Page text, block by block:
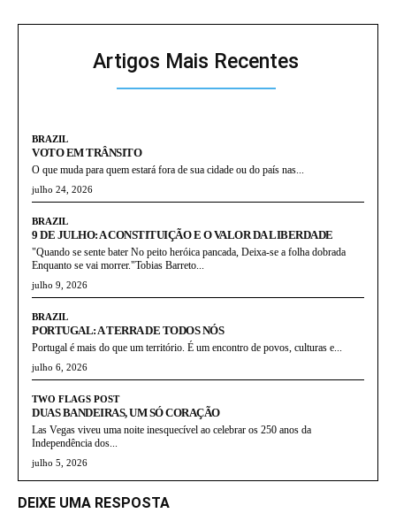
Artigos Mais Recentes
BRAZIL
VOTO EM TRÂNSITO
O que muda para quem estará fora de sua cidade ou do país nas...
julho 24, 2026
BRAZIL
9 DE JULHO: A CONSTITUIÇÃO E O VALOR DA LIBERDADE
"Quando se sente bater No peito heróica pancada, Deixa-se a folha dobrada
Enquanto se vai morrer."Tobias Barreto...
julho 9, 2026
BRAZIL
PORTUGAL: A TERRA DE TODOS NÓS
Portugal é mais do que um território. É um encontro de povos, culturas e...
julho 6, 2026
TWO FLAGS POST
DUAS BANDEIRAS, UM SÓ CORAÇÃO
Las Vegas viveu uma noite inesquecível ao celebrar os 250 anos da
Independência dos...
julho 5, 2026
DEIXE UMA RESPOSTA